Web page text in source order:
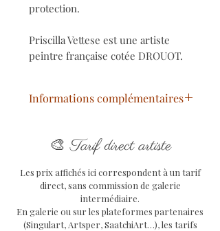
protection.
Priscilla Vettese est une artiste
peintre française cotée DROUOT.
Informations complémentaires
Année: 2021
Technique
Mixtes
Support: toile sur châssis en
bois
Dimensions oeuvre: 50 x 40 x
🎨 Tarif direct artiste
Les prix affichés ici correspondent à un tarif
direct, sans commission de galerie
intermédiaire.
En galerie ou sur les plateformes partenaires
(Singulart, Artsper, SaatchiArt…), les tarifs